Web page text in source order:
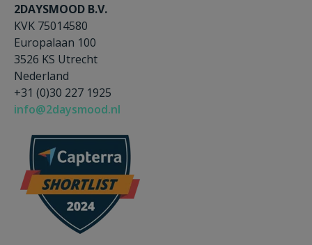
2DAYSMOOD B.V.
KVK 75014580
Europalaan 100
3526 KS Utrecht
Nederland
+31 (0)30 227 1925
info@2daysmood.nl